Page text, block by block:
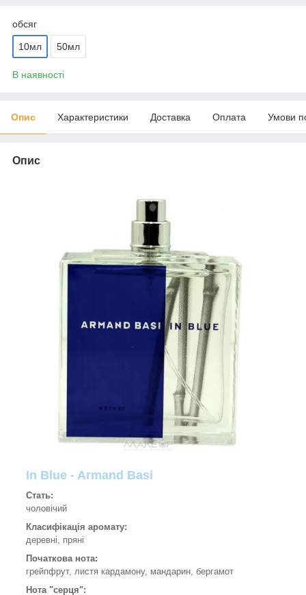
обсяг
10мл 50мл
В наявності
Опис Характеристики Доставка Оплата Умови
Опис
In Blue - Armand Basi
Стать:
чоловічий
Класифікація аромату:
деревні, пряні
Початкова нота:
грейпфрут, листя кардамону, мандарин, бергамот
Нота "серця":